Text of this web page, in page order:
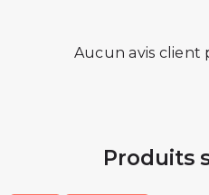
Aucun avis client
Produits